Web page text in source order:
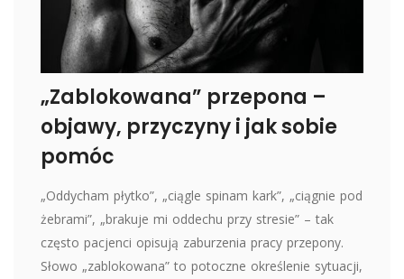
„Zablokowana” przepona –
objawy, przyczyny i jak sobie
pomóc
„Oddycham płytko”, „ciągle spinam kark”, „ciągnie pod
żebrami”, „brakuje mi oddechu przy stresie” – tak
często pacjenci opisują zaburzenia pracy przepony.
Słowo „zablokowana” to potoczne określenie sytuacji,